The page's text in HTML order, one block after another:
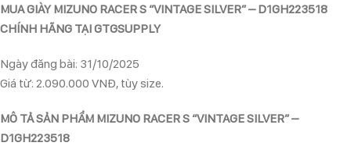
MUA GIÀY MIZUNO RACER S “VINTAGE SILVER” – D1GH223518
CHÍNH HÃNG TẠI GTGSUPPLY
Ngày đăng bài: 31/10/2025
Giá từ: 2.090.000 VNĐ, tùy size.
MÔ TẢ SẢN PHẨM MIZUNO RACER S “VINTAGE SILVER” –
D1GH223518